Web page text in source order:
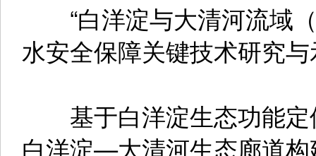
“白洋淀与大清河流域
水安全保障关键技术研究与
基于白洋淀生态功能定
白洋淀—大清河生态廊道